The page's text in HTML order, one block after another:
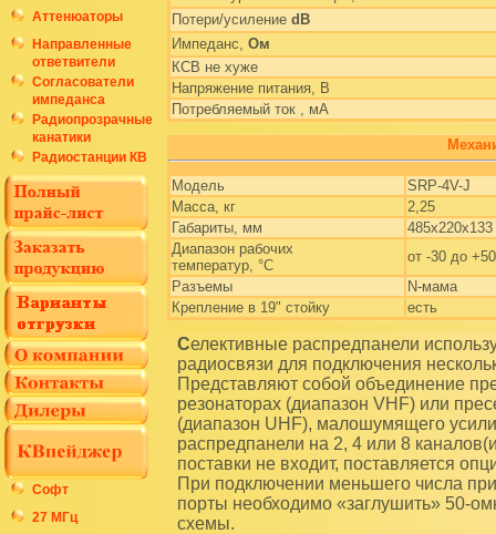
Аттенюаторы
Направленные
ответвители
Согласователи
импеданса
Радиопрозрачные
канатики
Радиостанции КВ
Софт
27 МГц
Потери/усиление dB
Импеданс, Ом
КСВ не хуже
Напряжение питания, В
Потребляемый ток , мА
Модель
SRP-4V-J
Масса, кг
2,25
Габариты, мм
485х220х133
Диапазон рабочих
температур, °С
от -30 до +50
Разъемы
N-мама
Крепление в 19" стойку
есть
Селективные распредпанели используются в многоканальных системах подвижной
радиосвязи для подключения
Представляют собой объединение
резонаторах (диапазон VHF) или
(диапазон UHF), малошумящего
распредпанели на 2, 4 или 8
поставки не входит, поставляется
При подключении меньшего числа
порты необходимо «заглушить» 50-
схемы.